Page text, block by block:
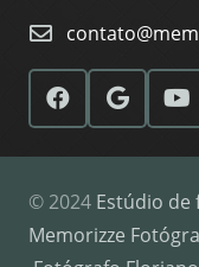
© 2024 Estúdio de
Memorizze